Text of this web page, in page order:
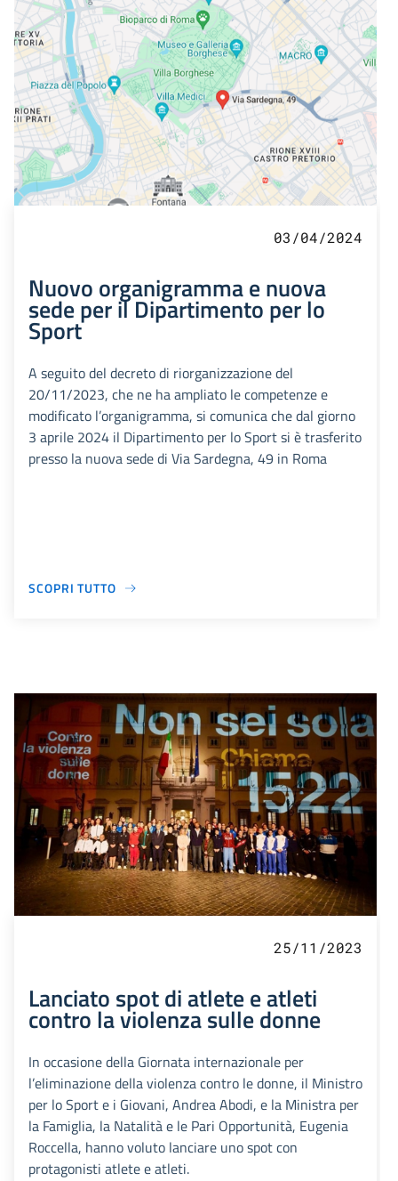
03/04/2024
Nuovo organigramma e nuova
sede per il Dipartimento per lo
Sport
A seguito del decreto di riorganizzazione del
20/11/2023, che ne ha ampliato le competenze e
modificato l’organigramma, si comunica che dal giorno
3 aprile 2024 il Dipartimento per lo Sport si è trasferito
presso la nuova sede di Via Sardegna, 49 in Roma
SCOPRI TUTTO
25/11/2023
Lanciato spot di atlete e atleti
contro la violenza sulle donne
In occasione della Giornata internazionale per
l’eliminazione della violenza contro le donne, il Ministro
per lo Sport e i Giovani, Andrea Abodi, e la Ministra per
la Famiglia, la Natalità e le Pari Opportunità, Eugenia
Roccella, hanno voluto lanciare uno spot con
protagonisti atlete e atleti.